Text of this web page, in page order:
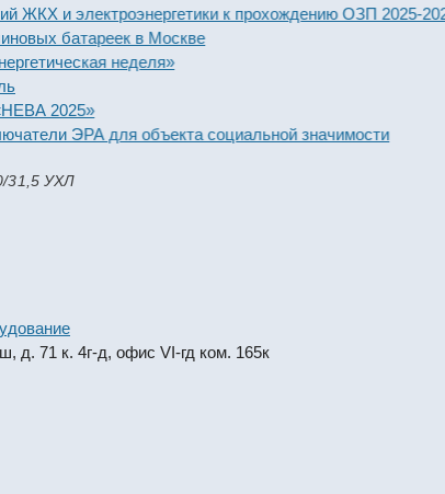
и электроэнергетики к прохождению ОЗП 2025-2026
батареек в Москве
неделя»
2025»
ЭРА для объекта социальной значимости
31,5 УХЛ
д. 71 к. 4г-д, офис VI-гд ком. 165к